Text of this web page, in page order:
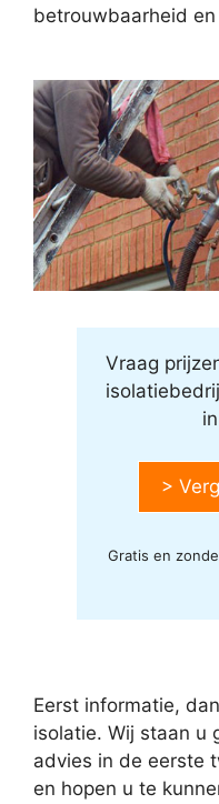
betrouwbaarheid
Vraag
>
Gratis en
Eerst informatie,
isolatie. Wij staan u
advies in de eerste
en hopen u te